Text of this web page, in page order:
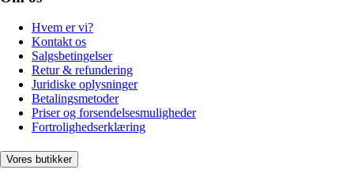
Hvem er vi?
Kontakt os
Salgsbetingelser
Retur & refundering
Juridiske oplysninger
Betalingsmetoder
Priser og forsendelsesmuligheder
Fortrolighedserklæring
Vores butikker